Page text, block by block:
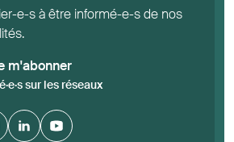
e-s à être informé-e-s de nos
m'abonner
sur les réseaux